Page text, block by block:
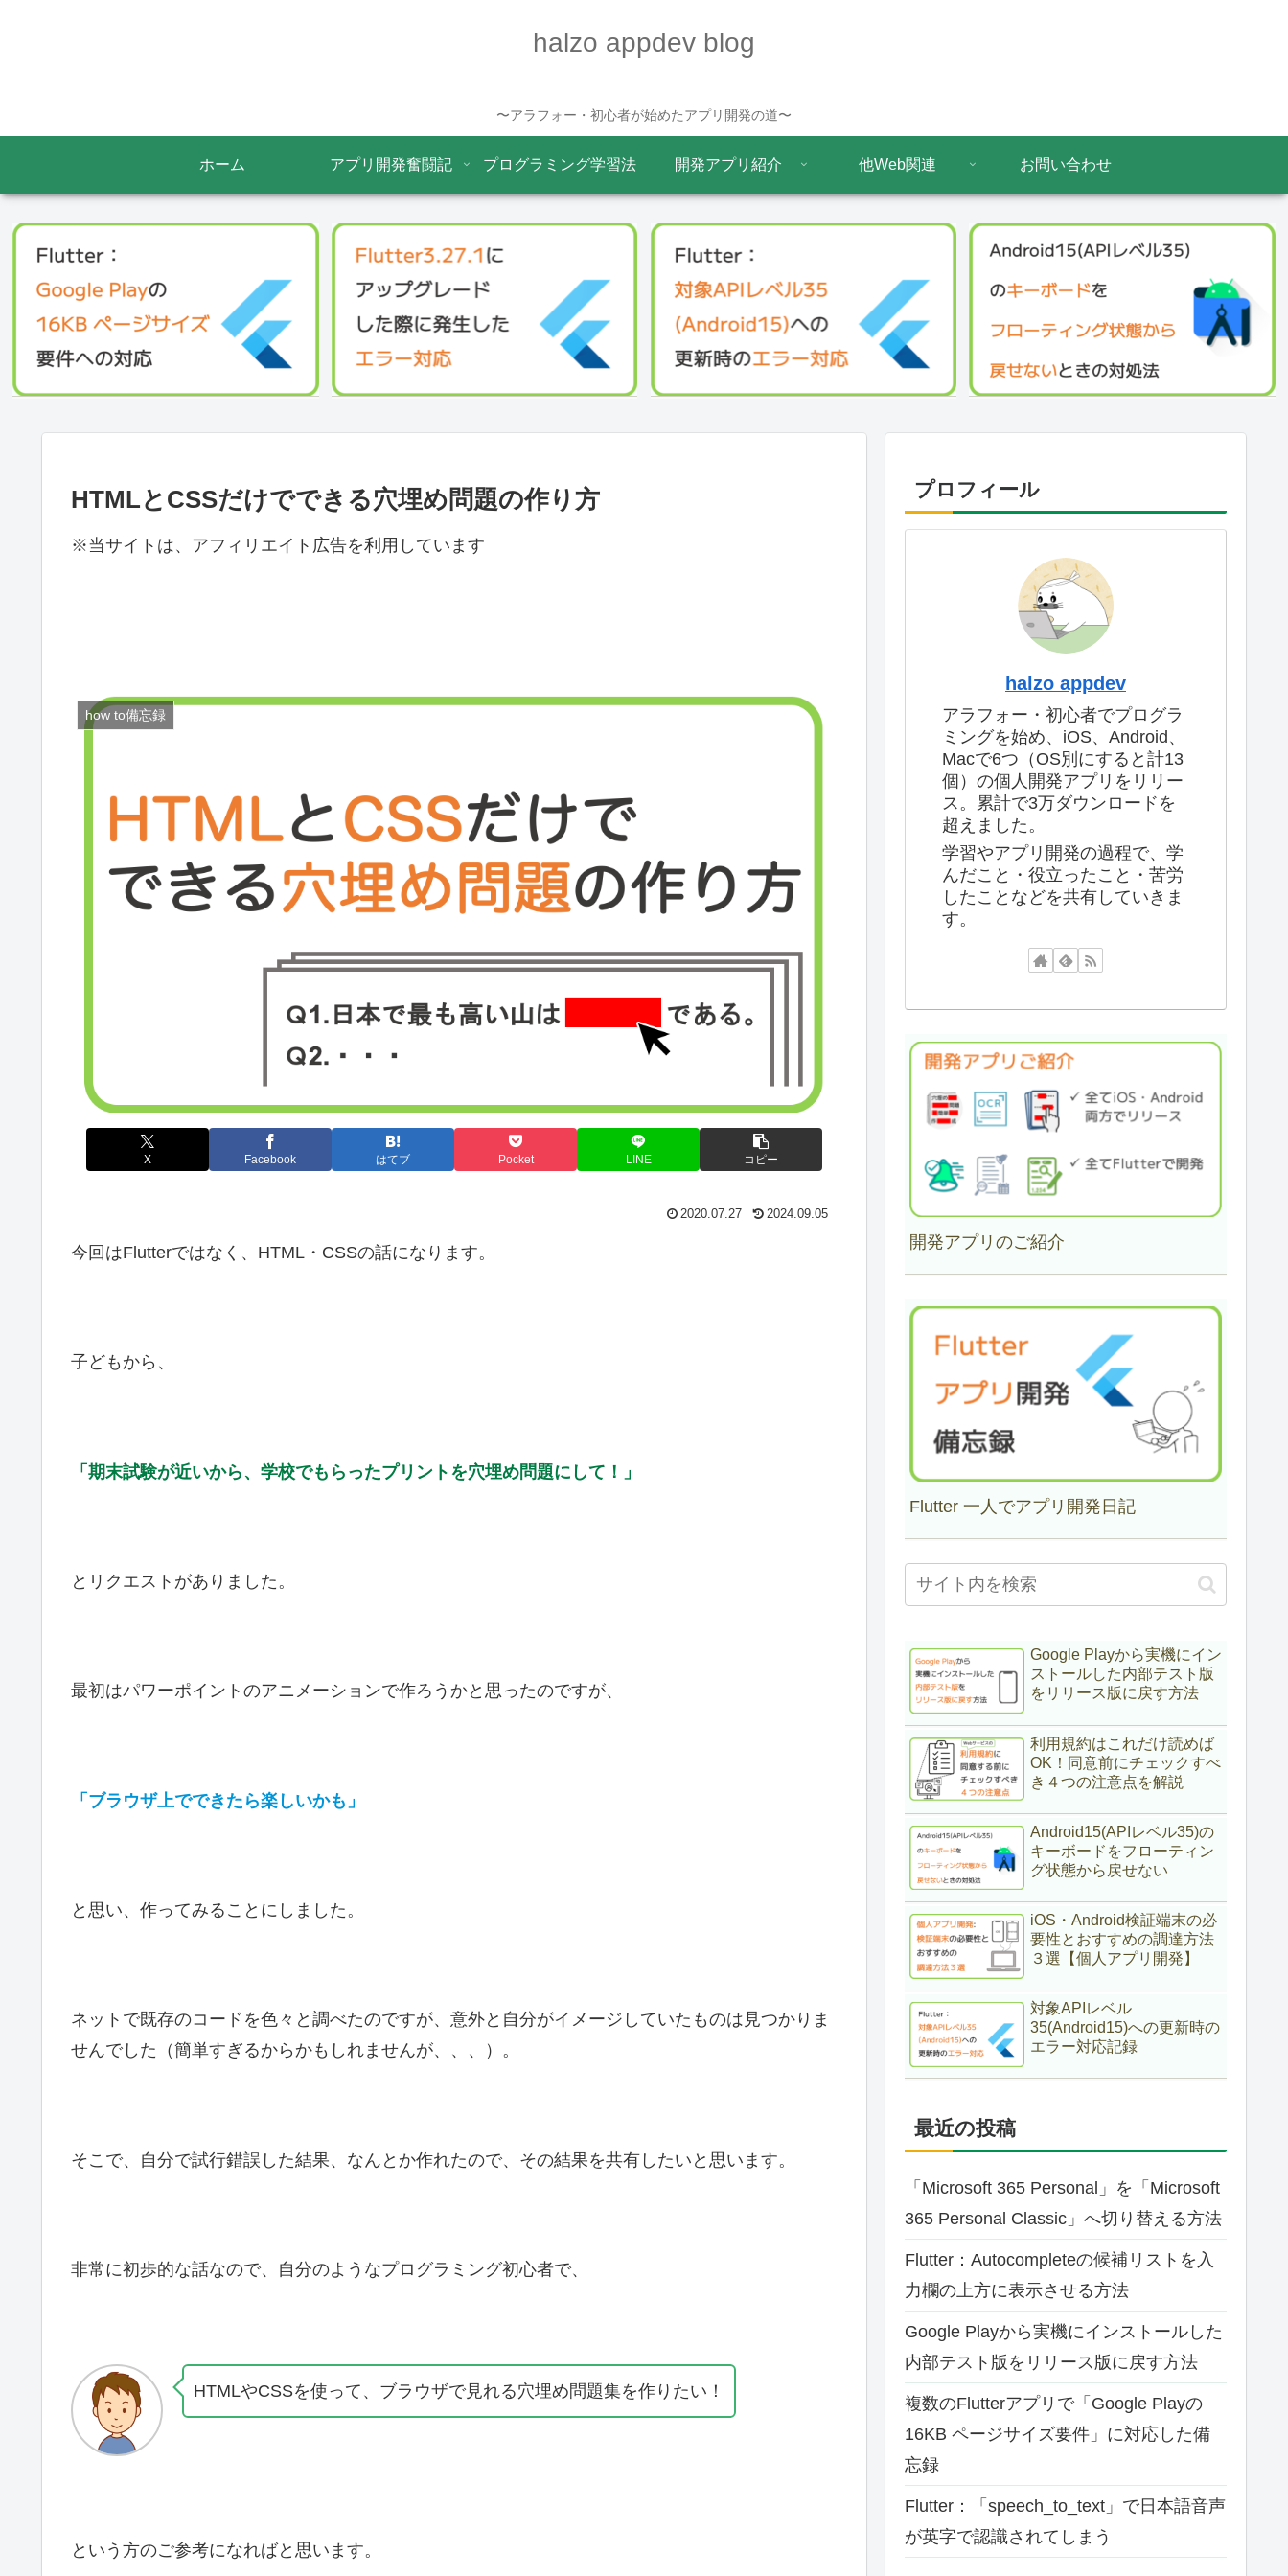
halzo appdev blog
〜アラフォー・初心者が始めたアプリ開発の道〜
ホーム アプリ開発奮闘記 プログラミング学習法 開発アプリ紹介 他Web関連 お問い合わせ
HTMLとCSSだけでできる穴埋め問題の作り方
※当サイトは、アフィリエイト広告を利用しています
how to備忘録
X Facebook はてブ Pocket LINE コピー
2020.07.27 2024.09.05
今回はFlutterではなく、HTML・CSSの話になります。
子どもから、
「期末試験が近いから、学校でもらったプリントを穴埋め問題にして！」
とリクエストがありました。
最初はパワーポイントのアニメーションで作ろうかと思ったのですが、
「ブラウザ上でできたら楽しいかも」
と思い、作ってみることにしました。
ネットで既存のコードを色々と調べたのですが、意外と自分がイメージしていたものは見つかりま
せんでした（簡単すぎるからかもしれませんが、、、）。
そこで、自分で試行錯誤した結果、なんとか作れたので、その結果を共有したいと思います。
非常に初歩的な話なので、自分のようなプログラミング初心者で、
HTMLやCSSを使って、ブラウザで見れる穴埋め問題集を作りたい！
という方のご参考になればと思います。
プロフィール
halzo appdev
アラフォー・初心者でプログラ
ミングを始め、iOS、Android、
Macで6つ（OS別にすると計13
個）の個人開発アプリをリリー
ス。累計で3万ダウンロードを
超えました。
学習やアプリ開発の過程で、学
んだこと・役立ったこと・苦労
したことなどを共有していきま
す。
開発アプリのご紹介
Flutter 一人でアプリ開発日記
Google Playから実機にイン
ストールした内部テスト版
をリリース版に戻す方法
利用規約はこれだけ読めば
OK！同意前にチェックすべ
き４つの注意点を解説
Android15(APIレベル35)の
キーボードをフローティン
グ状態から戻せない
iOS・Android検証端末の必
要性とおすすめの調達方法
３選【個人アプリ開発】
対象APIレベル
35(Android15)への更新時の
エラー対応記録
最近の投稿
「Microsoft 365 Personal」を「Microsoft
365 Personal Classic」へ切り替える方法
Flutter：Autocompleteの候補リストを入
力欄の上方に表示させる方法
Google Playから実機にインストールした
内部テスト版をリリース版に戻す方法
複数のFlutterアプリで「Google Playの
16KB ページサイズ要件」に対応した備
忘録
Flutter：「speech_to_text」で日本語音声
が英字で認識されてしまう